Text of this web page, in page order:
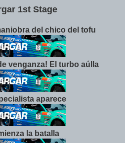
1st Stage
del chico del tofu
venganza! El turbo aúlla
aparece
la batalla